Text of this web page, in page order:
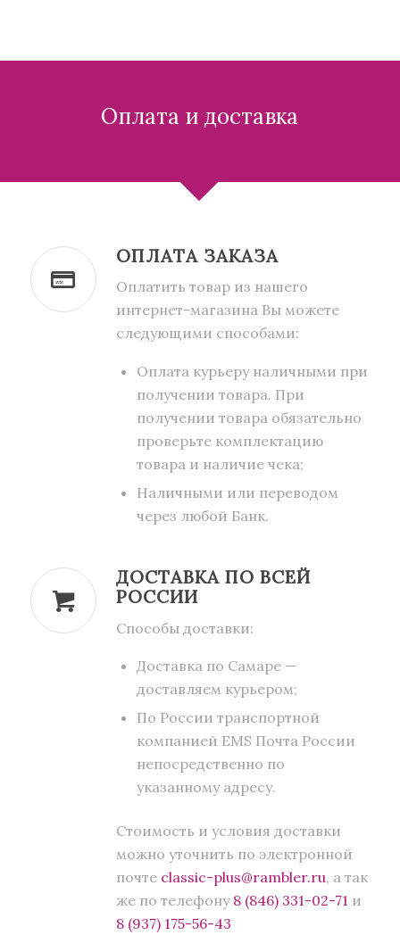
Оплата и доставка
ОПЛАТА ЗАКАЗА
Оплатить товар из нашего
интернет-магазина Вы можете
следующими способами:
Оплата курьеру наличными при
получении товара. При
получении товара обязательно
проверьте комплектацию
товара и наличие чека;
Наличными или переводом
через любой Банк.
ДОСТАВКА ПО ВСЕЙ
РОССИИ
Способы доставки:
Доставка по Самаре —
доставляем курьером;
По России транспортной
компанией EMS Почта России
непосредственно по
указанному адресу.
Стоимость и условия доставки
можно уточнить по электронной
почте classic-plus@rambler.ru, а так
же по телефону 8 (846) 331-02-71 и
8 (937) 175-56-43